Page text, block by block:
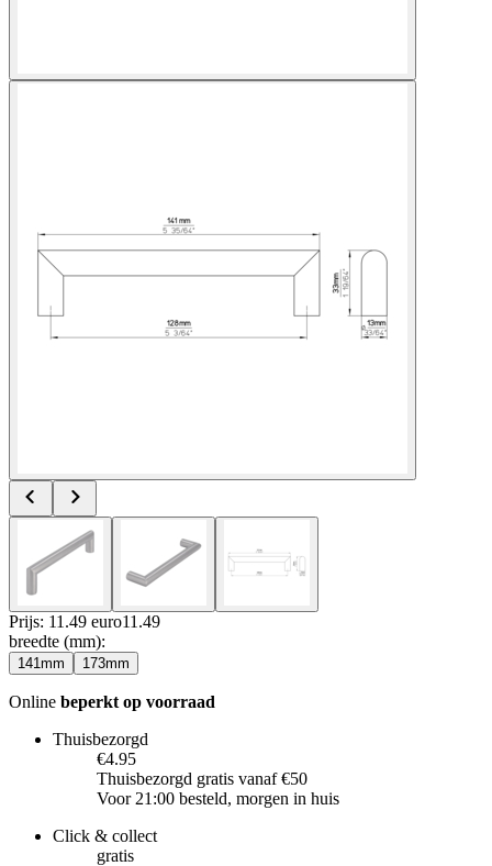
Prijs: 11.49 euro11 .49
breedte (mm):
141mm 173mm
Online beperkt op voorraad
Thuisbezorgd
€4.95
Thuisbezorgd gratis vanaf €50
Voor 21:00 besteld, morgen in huis
Click & collect
gratis